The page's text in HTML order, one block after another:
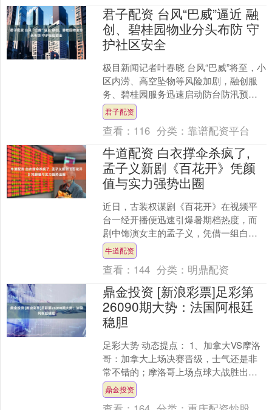
君子配资 台风“巴威”逼近 融
创、碧桂园物业分头布防 守
护社区安全
极目新闻记者叶春晓 台风“巴威”将至，小
区内涝、高空坠物等风险加剧，融创服
务、碧桂园服务迅速启动防台防汛预
案，双线并行筑牢社区安全防线。 融创
服务：疏通排水+入....
君子配资
查看： 116 分类：靠谱配资平台
牛道配资 白衣撑伞杀疯了,
孟子义新剧《百花开》凭颜
值与实力强势出圈
近日，古装权谋剧《百花开》在视频平
台一经开播便迅速引爆暑期档热度，而
剧中饰演女主的孟子义，凭借一组白衣
撑伞写真，更是凭借极致的氛围感圈粉
无数，被网友直呼 "美出....
牛道配资
查看： 144 分类： 明鼎配资
鼎金投资 [新浪彩票]足彩第
26090期大势：法国阿根廷
稳胆
足彩大势 动态提点： 1、加拿大VS摩洛
哥：加拿大上场决赛晋级，士气还是非
常不错的；摩洛哥上场点球大战胜出，
但是消耗了较多的体能。 2、巴拉圭VS
法国：巴拉圭防....
鼎金投资